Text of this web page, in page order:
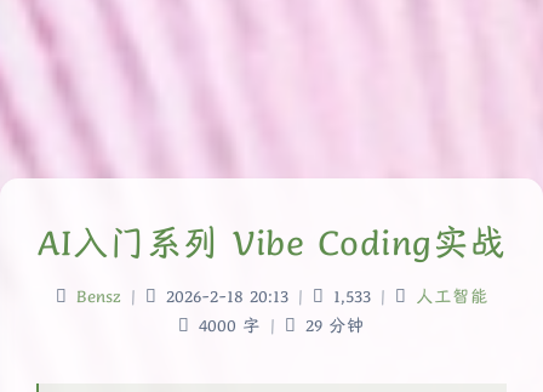
AI入门系列 Vibe Coding实战
Bensz | 2026-2-18 20:13 | 1,533 |
人工智能
4000 字 | 29 分钟